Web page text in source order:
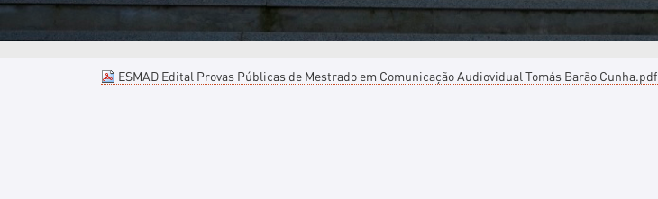
ESMAD Edital Provas Públicas de Mestrado em Comunicação Audiovidual Tomás Barão Cunha.pdf